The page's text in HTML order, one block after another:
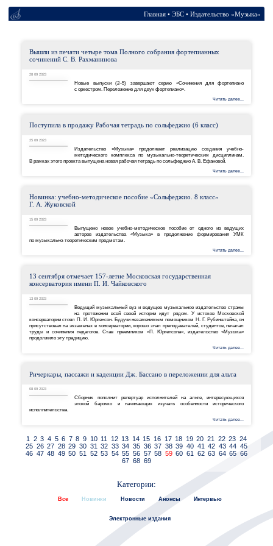
Главная•ЭБС•
Вышли из печати четыре тома Полного собрания
сочинений С. В. Рахманинова
с оркестром. Переложение для двух фортепиано».
25 09 2023
В рамках этого проекта выпущена новая рабочая тетрадь по
Новинка: учебно-методическое пособие
Выпущено новое учебно-методическое
авторов издательства «Музыка» в
по музыкально-теоретическим предметам.
13 сентября отмечает 157-летие Московская
консерватория имени П. И. Чайковского
Ведущий музыкальный вуз и ведущее
на протяжении всей своей истории идут рядом.
консерватории стоял П. И. Юргенсон. Будучи незаменимым
присутствовал на экзаменах в консерватории, хорошо знал
труды и сочинения педагогов. Став преемником «П. Юргенсона»,
продолжило эту традицию.
Ричеркары, пассажи и каденции Дж. Бассано в